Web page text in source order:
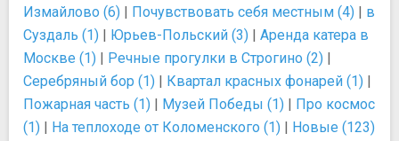
Измайлово (6) | Почувствовать себя местным (4) | в
Суздаль (1) | Юрьев-Польский (3) | Аренда катера в
Москве (1) | Речные прогулки в Строгино (2) |
Серебряный бор (1) | Квартал красных фонарей (1) |
Пожарная часть (1) | Музей Победы (1) | Про космос
(1) | На теплоходе от Коломенского (1) | Новые (123)